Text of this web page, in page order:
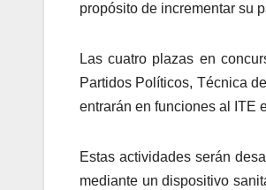
propósito de incrementar su
Las cuatro plazas en
Partidos Políticos, Técnica
entrarán en funciones al ITE
Estas actividades serán
mediante un dispositivo